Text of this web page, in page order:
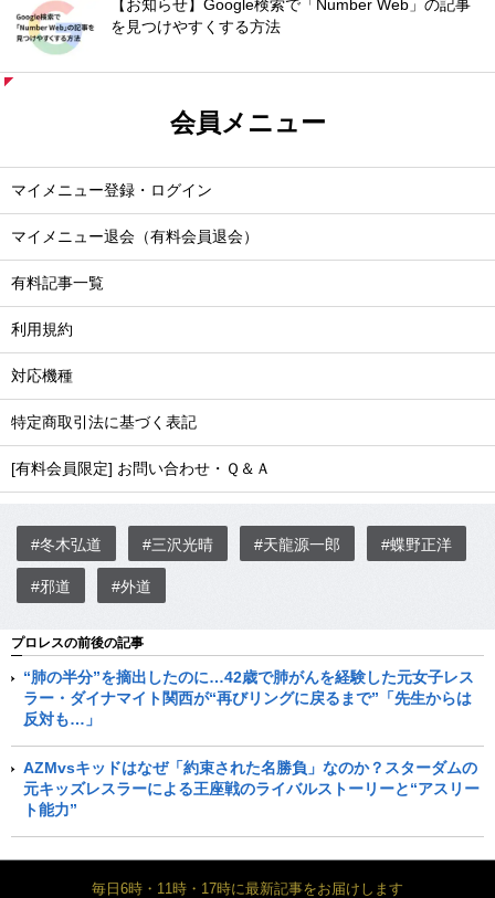
【お知らせ】Google検索で「Number Web」の記事
を見つけやすくする方法
会員メニュー
マイメニュー登録・ログイン
マイメニュー退会（有料会員退会）
有料記事一覧
利用規約
対応機種
特定商取引法に基づく表記
[有料会員限定] お問い合わせ・Ｑ＆Ａ
#冬木弘道 #三沢光晴 #天龍源一郎 #蝶野正洋
#邪道 #外道
プロレスの前後の記事
“肺の半分”を摘出したのに…42歳で肺がんを経験した元女子レス
ラー・ダイナマイト関西が“再びリングに戻るまで”「先生からは
反対も…」
AZMvsキッドはなぜ「約束された名勝負」なのか？スターダムの
元キッズレスラーによる王座戦のライバルストーリーと“アスリー
ト能力”
毎日6時・11時・17時に最新記事をお届けします